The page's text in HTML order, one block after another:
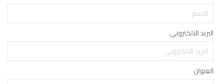
البريد الالكتروني
العنوان